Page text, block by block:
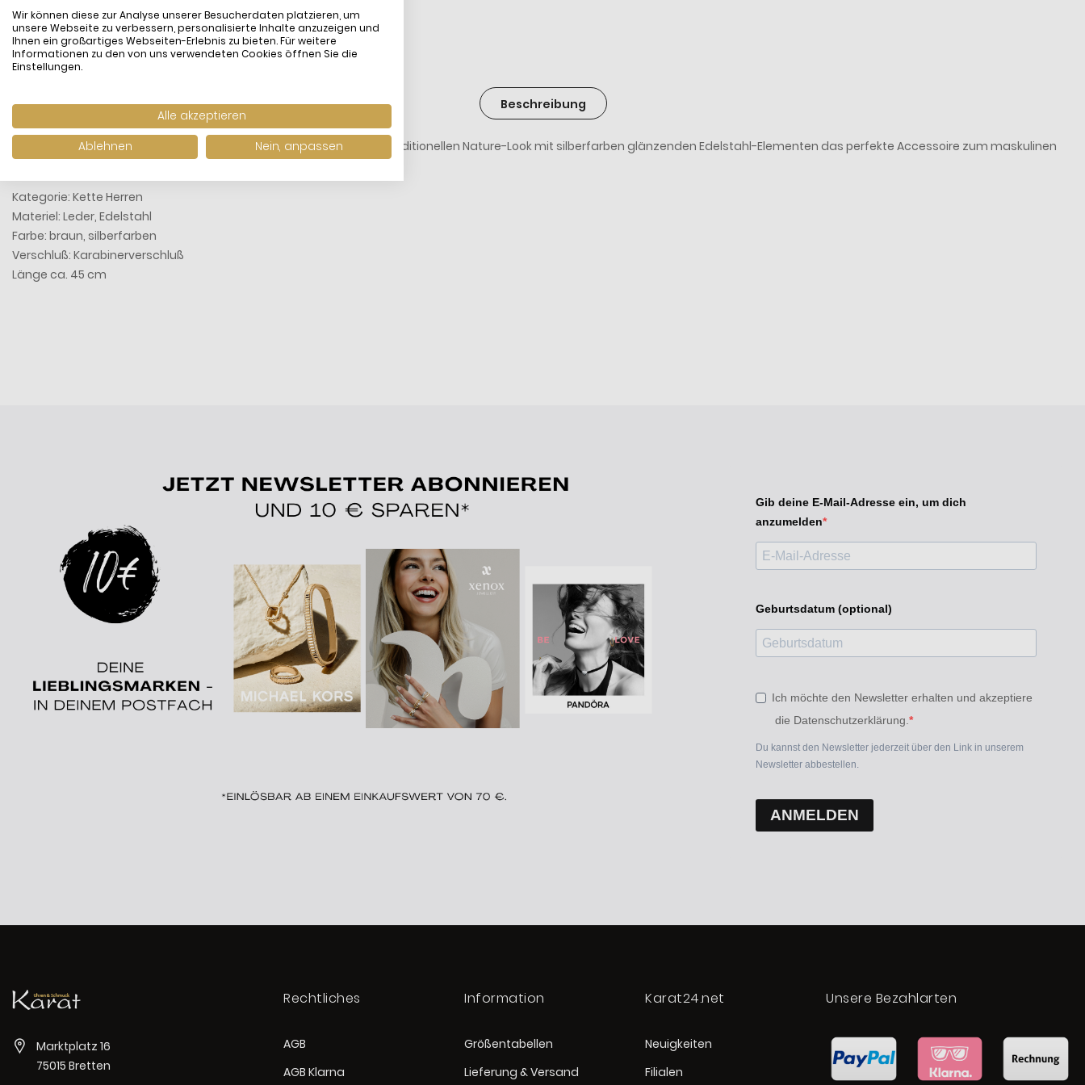
Beschreibung
Diese Herrenkette aus braunem Leder vereint stimmungsvoll den traditionellen Nature-Look mit silberfarben glänzenden Edelstahl-Elementen das perfekte Accessoire zum maskulinen
Kategorie: Kette Herren
Materiel: Leder, Edelstahl
Farbe: braun, silberfarben
Verschluß: Karabinerverschluß
Länge ca. 45 cm
Gib deine E-Mail-Adresse ein, um dich
anzumelden
Geburtsdatum (optional)
Ich möchte den Newsletter erhalten und akzeptiere
die Datenschutzerklärung.
Du kannst den Newsletter jederzeit über den Link in unserem
Newsletter abbestellen.
ANMELDEN
Marktplatz 16
75015 Bretten
Rechtliches
AGB
AGB Klarna
Information
Größentabellen
Lieferung & Versand
Karat24.net
Neuigkeiten
Filialen
Unsere Bezahlarten
Wir können diese zur Analyse unserer Besucherdaten platzieren, um
unsere Webseite zu verbessern, personalisierte Inhalte anzuzeigen und
Ihnen ein großartiges Webseiten-Erlebnis zu bieten. Für weitere
Informationen zu den von uns verwendeten Cookies öffnen Sie die
Einstellungen.
Alle akzeptieren
Ablehnen
Nein, anpassen